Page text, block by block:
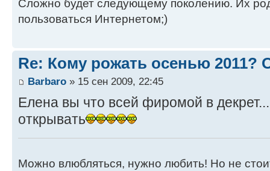
Сложно будет следующему поколению. Их
пользоваться Интернетом;)
Re: Кому рожать осенью 2011?
Barbaro » 15 сен 2009, 22:45
Елена вы что всей фиромой в
открывать
Можно влюбляться, нужно любить! Но не